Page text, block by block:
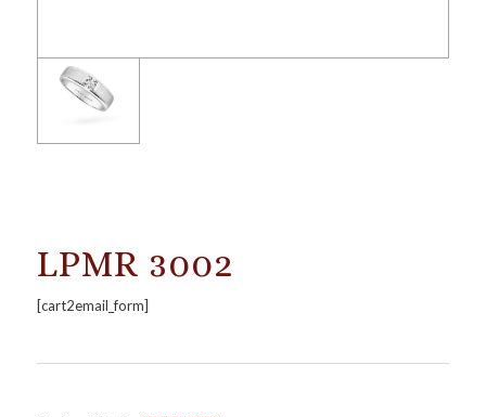
LPMR 3002
[cart2email_form]